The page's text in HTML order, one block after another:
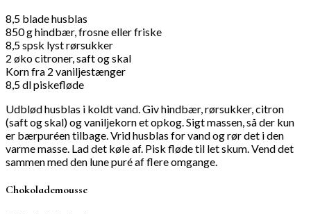
8,5 blade husblas
850 g hindbær, frosne eller friske
8,5 spsk lyst rørsukker
2 øko citroner, saft og skal
Korn fra 2 vaniljestænger
8,5 dl piskefløde
Udblød husblas i koldt vand. Giv hindbær, rørsukker, citron
(saft og skal) og vaniljekorn et opkog. Sigt massen, så der kun
er bærpuréen tilbage. Vrid husblas for vand og rør det i den
varme masse. Lad det køle af. Pisk fløde til let skum. Vend det
sammen med den lune puré af flere omgange.
Chokolademousse